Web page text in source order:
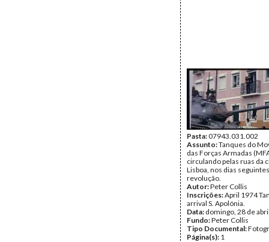
Pasta:07943.031.002
Assunto:Tanques do
das Forças Armadas
circulando pelas ruas da
Lisboa, nos dias
revolução.
Autor:Peter Collis
Inscrições:April 1974
arrival S. Apolónia.
Data: domingo, 28 de
Fundo:Peter Collis
Tipo Documental:
Página(s): 1